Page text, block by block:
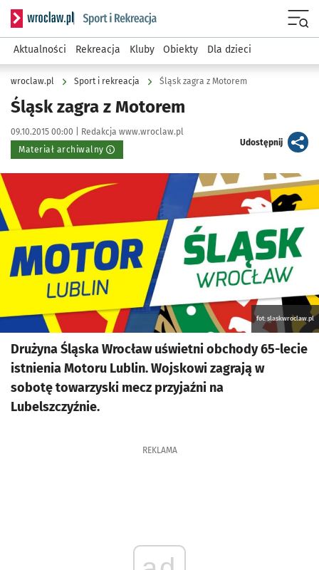
Serwis informacyjny wroclaw.pl podserwis: Sport i rekreacja
Aktualności Rekreacja Kluby Obiekty Dla dzieci
wroclaw.pl Sport i rekreacja Śląsk zagra z Motorem
Śląsk zagra z Motorem
Data publikacji:
09.10.2015 00:00 | Autor:
Redakcja www.wroclaw.pl
Materiał archiwalny
Udostępnijartykuł
Kliknij, aby powiększyć
fot: slaskwroclaw.pl
Drużyna Śląska Wrocław uświetni obchody 65-lecie
istnienia Motoru Lublin. Wojskowi zagrają w
sobotę towarzyski mecz przyjaźni na
Lubelszczyźnie.
REKLAMA